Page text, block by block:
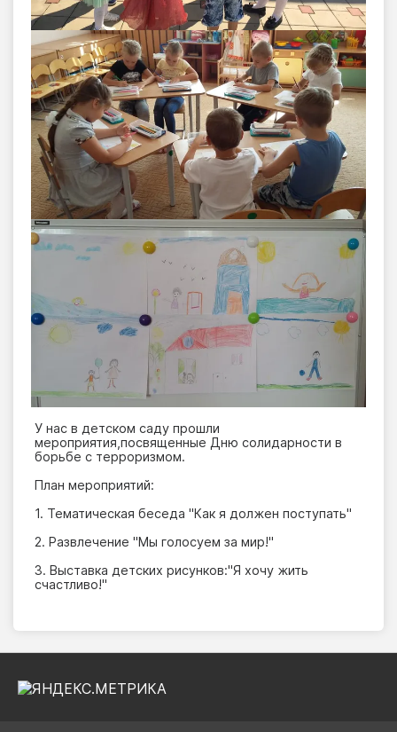
У нас в детском саду прошли
мероприятия,посвященные Дню солидарности в
борьбе с терроризмом.
План мероприятий:
1. Тематическая беседа "Как я должен поступать"
2. Развлечение "Мы голосуем за мир!"
3. Выставка детских рисунков:"Я хочу жить
счастливо!"